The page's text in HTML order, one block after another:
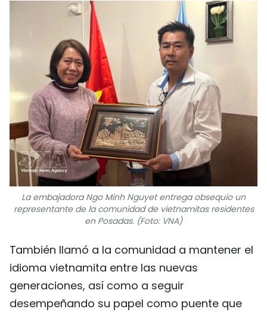
La embajadora Ngo Minh Nguyet entrega obsequio un
representante de la comunidad de vietnamitas residentes
en Posadas. (Foto: VNA)
También llamó a la comunidad a mantener el
idioma vietnamita entre las nuevas
generaciones, así como a seguir
desempeñando su papel como puente que